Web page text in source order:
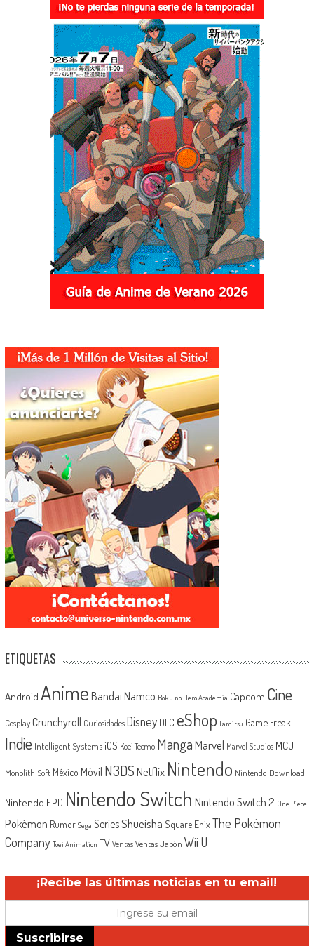
ETIQUETAS
Android Anime Bandai Namco Boku no Hero Academia Capcom Cine
Cosplay Crunchyroll Curiosidades Disney DLC eShop Famitsu Game Freak
Indie Intelligent Systems iOS Koei Tecmo MangaMarvel Marvel Studios MCU
Monolith Soft México Móvil N3DSNetflix Nintendo Nintendo Download
Nintendo EPD Nintendo Switch Nintendo Switch 2 One Piece
Pokémon Rumor Sega SeriesShueisha Square EnixThe Pokémon
Company Toei Animation TV Ventas Ventas Japón Wii U
¡Recibe las últimas noticias en tu email!
Suscribirse